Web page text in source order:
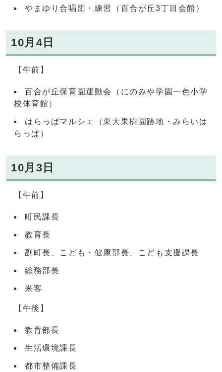
やまゆり合唱団・練習（百合が丘3丁目会館）
10月4日
【午前】
百合が丘保育園運動会（にのみや学園一色小学
校体育館）
はらっぱマルシェ（東大果樹園跡地・みらいは
らっぱ）
10月3日
【午前】
町民課長
教育長
副町長、こども・健康部長、こども支援課長
総務部長
来客
【午後】
教育部長
生活環境課長
都市整備課長